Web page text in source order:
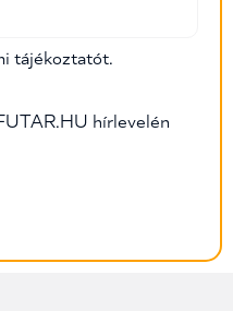
tájékoztatót.
hírlevelén